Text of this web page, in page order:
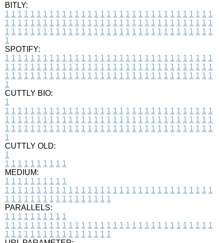
BITLY:
1 1 1 1 1 1 1 1 1 1 1 1 1 1 1 1 1 1 1 1 1 1 1 1 1 1 1 1 1 1 1 1 1
1 1 1 1 1 1 1 1 1 1 1 1 1 1 1 1 1 1 1 1 1 1 1 1 1 1 1 1 1 1 1 1 1
1 1 1 1 1 1 1 1 1 1 1 1 1 1 1 1 1 1 1 1 1 1 1 1 1 1 1 1 1 1 1 1 1
1
SPOTIFY:
1 1 1 1 1 1 1 1 1 1 1 1 1 1 1 1 1 1 1 1 1 1 1 1 1 1 1 1 1 1 1 1 1
1 1 1 1 1 1 1 1 1 1 1 1 1 1 1 1 1 1 1 1 1 1 1 1 1 1 1 1 1 1 1 1 1
1 1 1 1 1 1 1 1 1 1 1 1 1 1 1 1 1 1 1 1 1 1 1 1 1 1 1 1 1 1 1 1 1
1
CUTTLY BIO:
1
1 1 1 1 1 1 1 1 1 1 1 1 1 1 1 1 1 1 1 1 1 1 1 1 1 1 1 1 1 1 1 1 1
1 1 1 1 1 1 1 1 1 1 1 1 1 1 1 1 1 1 1 1 1 1 1 1 1 1 1 1 1 1 1 1 1
1 1 1 1 1 1 1 1 1 1 1 1 1 1 1 1 1 1 1 1 1 1 1 1 1 1 1 1 1 1 1 1 1
1
CUTTLY OLD:
1
1 1 1 1 1 1 1 1 1 1
MEDIUM:
1 1 1 1 1 1 1 1 1 1
1 1 1 1 1 1 1 1 1 1 1 1 1 1 1 1 1 1 1 1 1 1 1 1 1 1 1 1 1 1 1 1 1
1 1 1 1 1 1 1 1 1 1 1 1 1 1 1 1 1
PARALLELS:
1 1 1 1 1 1 1 1 1 1
1 1 1 1 1 1 1 1 1 1 1 1 1 1 1 1 1 1 1 1 1 1 1 1 1 1 1 1 1 1 1 1 1
1 1 1 1 1 1 1 1 1 1 1 1 1 1 1 1 1